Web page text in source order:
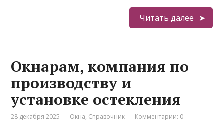
Читать далее
Окнарам, компания по
производству и
установке остекления
28 декабря 2025 Окна, Справочник Комментарии: 0